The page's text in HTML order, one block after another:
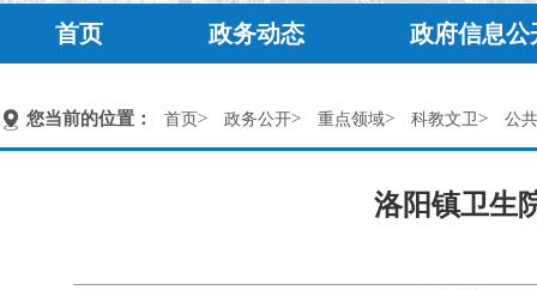
首页 政务动态 政府信息公
您当前的位置： 首页> 政务公开> 重点领域> 科教文卫> 公
洛阳镇卫生